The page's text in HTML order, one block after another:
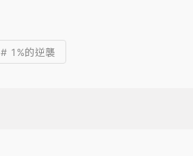
# 1%的逆襲